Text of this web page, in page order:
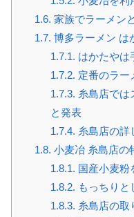
1.6. 家族でラーメン
1.7. 博多ラーメン は
1.7.1. はかたやは
1.7.2. 定番のラー
1.7.3. 糸島店では
と発表
1.7.4. 糸島店の詳
1.8. 小麦冶 糸島店の
1.8.1. 国産小麦粉
1.8.2. もっちりと
1.8.3. 糸島店の取